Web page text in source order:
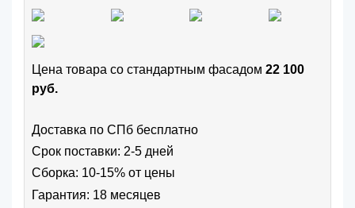
Цена товара cо стандартным фасадом 22 100
руб.
Доставка по СПб бесплатно
Срок поставки: 2-5 дней
Сборка: 10-15% от цены
Гарантия: 18 месяцев